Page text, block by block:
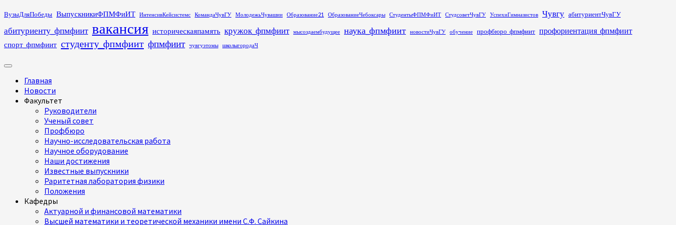
Перейти
содержимому
ВузыДляПобеды ВыпускникиФПМФиИТ ИнтенсивКейсистемс КомандаЧувГУ МолодежьЧувашии Образование21 ОбразованиеЧебоксары СтудентыФПМФиИТ СтудсоветЧувГУ УспехиГимназистов Чувгу абитуриентЧувГУ
абитуриенту_фпмфиит вакансия историческаяпамять кружок_фпмфиит мысоздаембудущее наука_фпмфиит новостиЧувГУ обучение профбюро_фпмфиит профориентация_фпмфиит
спорт_фпмфиит студенту_фпмфиит фпмфиит чувгуэтомы школыгородаЧ
Основное
Главная
Новости
Факультет
Руководители
Ученый совет
Профбюро
Научно-исследовательская работа
Научное оборудование
Наши достижения
Известные выпускники
Раритетная лаборатория физики
Положения
Кафедры
Актуарной и финансовой математики
Высшей математики и теоретической механики имени С.Ф. Сайкина